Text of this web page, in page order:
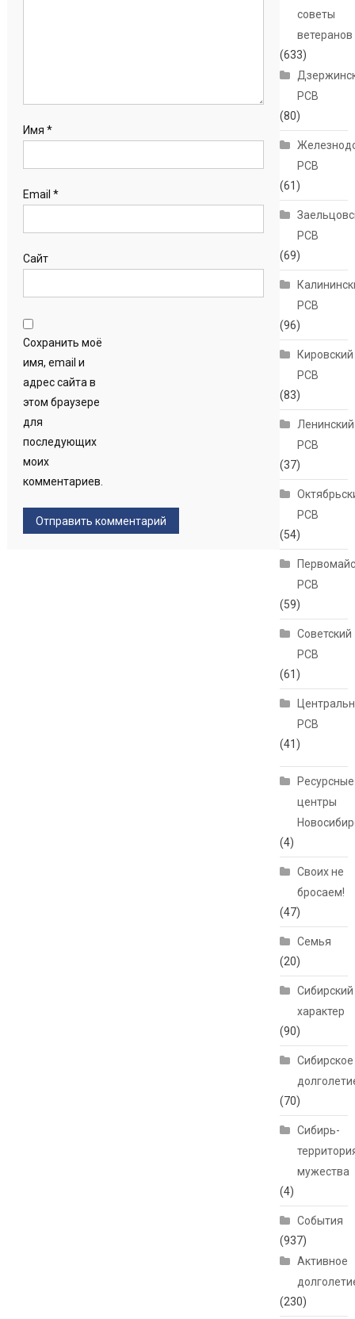
Имя *
Email *
Сайт
Сохранить моё
имя, email и
адрес сайта в
этом браузере
для
последующих
моих
комментариев.
советы
ветеранов
(633)
РСВ
(80)
РСВ
(61)
РСВ
(69)
РСВ
(96)
Кировский
РСВ
(83)
Ленинский
РСВ
(37)
РСВ
(54)
РСВ
(59)
Советский
РСВ
(61)
РСВ
(41)
Ресурсные
центры
(4)
Своих не
бросаем!
(47)
Семья
(20)
Сибирский
характер
(90)
Сибирское
(70)
Сибирь-
мужества
(4)
События
(937)
Активное
(230)